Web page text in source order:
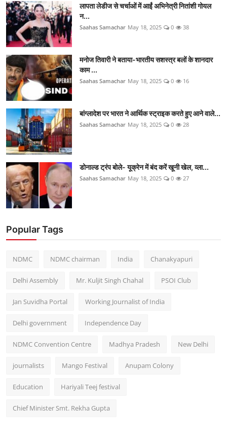
लापता लेडीज से चर्चाओं में आईं अभिनेत्री नितांशी गोयल
न...
Saahas Samachar May 18, 2025 0 38
मनोज तिवारी ने बताया-भारतीय सशस्त्र बलों के शानदार
काम ...
Saahas Samachar May 18, 2025 0 16
बांग्लादेश पर भारत ने आर्थिक स्ट्राइक करते हुए आने वाले...
Saahas Samachar May 18, 2025 0 28
डोनाल्ड ट्रंप बोले- यूक्रेन में बंद करें खूनी खेल, व्ला...
Saahas Samachar May 18, 2025 0 27
Popular Tags
NDMC NDMC chairman India Chanakyapuri
Delhi Assembly Mr. Kuljit Singh Chahal PSOI Club
Jan Suvidha Portal Working Journalist of India
Delhi government Independence Day
NDMC Convention Centre Madhya Pradesh New Delhi
journalists Mango Festival Anupam Colony
Education Hariyali Teej festival
Chief Minister Smt. Rekha Gupta